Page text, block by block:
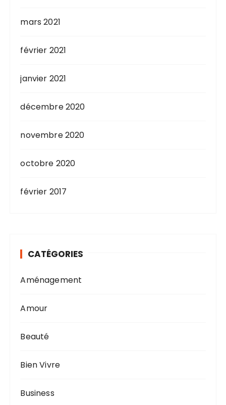
mars 2021
février 2021
janvier 2021
décembre 2020
novembre 2020
octobre 2020
février 2017
CATÉGORIES
Aménagement
Amour
Beauté
Bien Vivre
Business